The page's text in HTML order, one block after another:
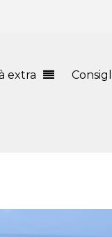
extra